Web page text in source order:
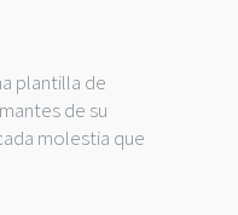
plantilla de
de su
molestia que